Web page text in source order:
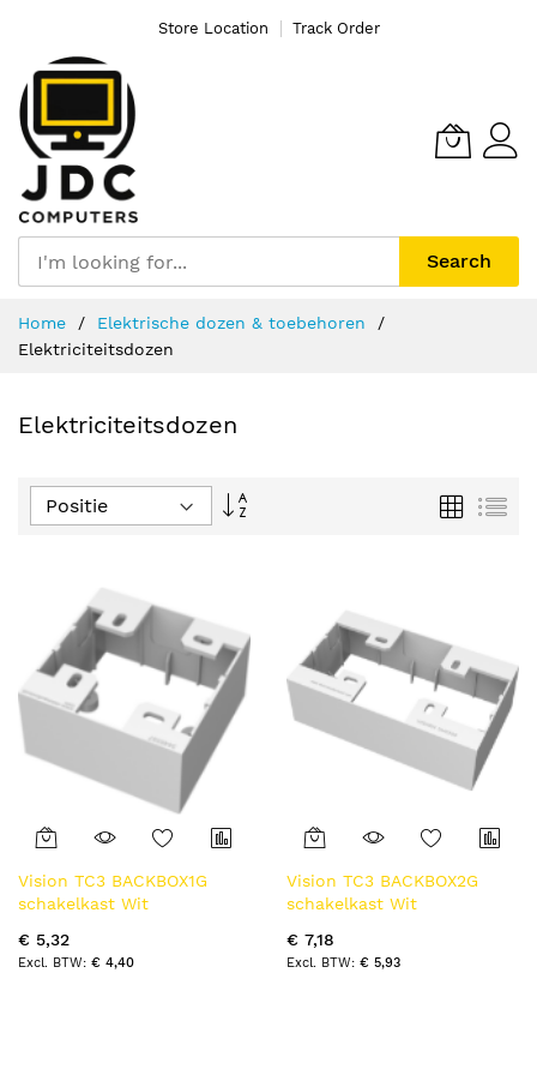
Store Location Track Order
Search
naar
de
Home
Elektrische dozen & toebehoren
Elektriciteitsdozen
Elektriciteitsdozen
Van
Foto-
tabel
Vision TC3 BACKBOX1G
schakelkast Wit
€ 5,32
€ 4,40
Vision TC3 BACKBOX2G
schakelkast Wit
€ 7,18
€ 5,93